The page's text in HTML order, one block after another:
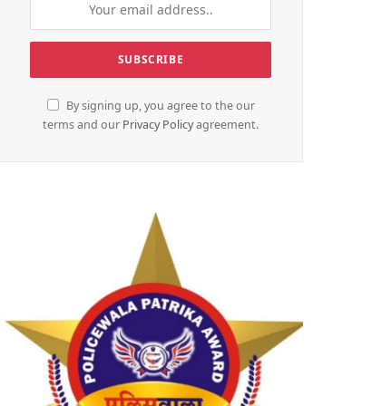
By signing up, you agree to the our
terms and our Privacy Policyagreement.